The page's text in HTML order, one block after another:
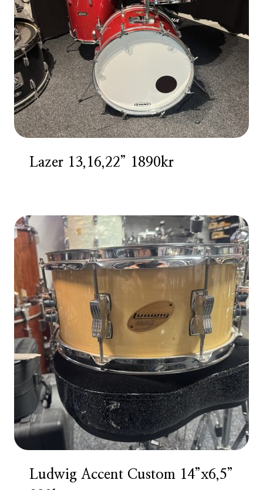
Lazer 13,16,22” 1890kr
Ludwig Accent Custom 14”x6,5”